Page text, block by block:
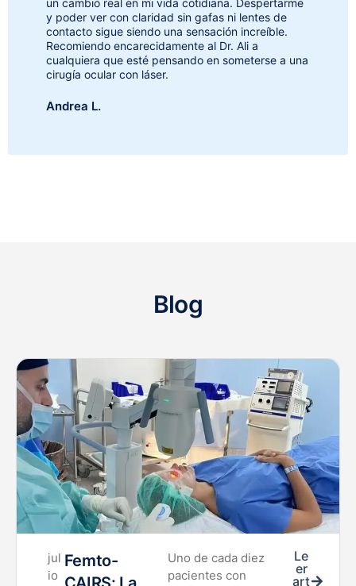
un cambio real en mi vida cotidiana. Despertarme
y poder ver con claridad sin gafas ni lentes de
contacto sigue siendo una sensación increíble.
Recomiendo encarecidamente al Dr. Ali a
cualquiera que esté pensando en someterse a una
cirugía ocular con láser.
Andrea L.
Blog
jul
io
Femto-
Uno de cada diez
pacientes con
Le
er
art